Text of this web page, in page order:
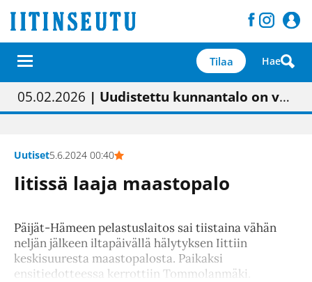
Tilaa Hae
01.02.2026 | Painon vaihtumisen pitäisi näkyä hieman parempana painojäljen laatuna lehdessä
05.02.2026 | Uudistettu kunnantalo on valoisa
23.04.2026 | “Olemme käynnistämässä uudelleen keskustavisiotyön”
09.05.2026| "Maalla on totuttu elämään omavaraisemmin kuin kaupungissa"
Uutiset5.6.2024 00:40
Iitissä laaja maastopalo
Päijät-Hämeen pelastuslaitos sai tiistaina vähän
neljän jälkeen iltapäivällä hälytyksen Iittiin
keskisuuresta maastopalosta. Paikaksi
ensitiedotteessa kerrottiin Tommolanmäki.